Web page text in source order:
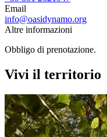
Email
info@oasidynamo.org
Altre informazioni
Obbligo di prenotazione.
Vivi il territorio